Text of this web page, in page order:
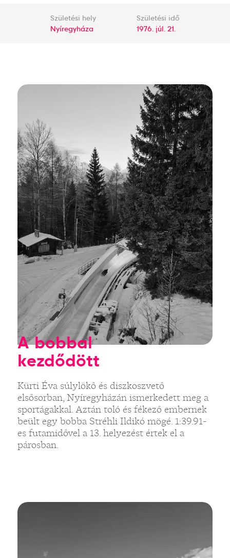
Születési hely
Nyíregyháza
Születési idő
1976. júl. 21.
A bobbal
kezdődött
Kürti Éva súlylökő és diszkoszvető
elsősorban, Nyíregyházán ismerkedett meg a
sportágakkal. Aztán toló és fékező embernek
beült egy bobba Stréhli Ildikó mögé. 1:39.91-
es futamidővel a 13. helyezést értek el a
párosban.